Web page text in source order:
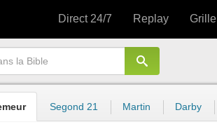
Direct 24/7 Replay
Segond 21 Martin Darby